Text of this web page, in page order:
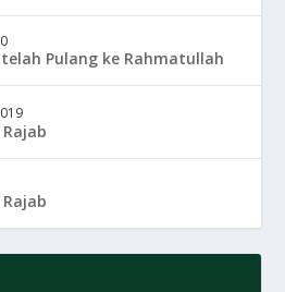
telah Pulang ke Rahmatullah